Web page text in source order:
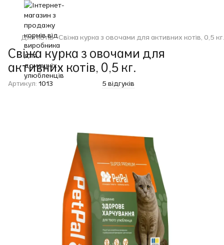
Для котів Свіжа курка з овочами для активних котів, 0,5 кг.
Свіжа курка з овочами для
активних котів, 0,5 кг.
Артикул: 1013 5 відгуків